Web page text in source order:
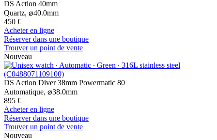
DS Action 40mm
Quartz, ⌀40.0mm
450 €
Acheter en ligne
Réserver dans une boutique
Trouver un point de vente
Nouveau
DS Action Diver 38mm Powermatic 80
Automatique, ⌀38.0mm
895 €
Acheter en ligne
Réserver dans une boutique
Trouver un point de vente
Nouveau